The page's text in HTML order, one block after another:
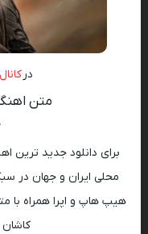
در
متن
برای دانلود جدید ترین
محلی ایران و جهان در